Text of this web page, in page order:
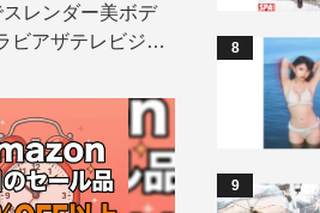
レンダー美ボデ
ビアザテレビジョ
8
9